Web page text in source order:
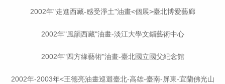
2002年"走進西藏-感受淨土"油畫<個展>臺北博愛藝廊
2002年"風韻西藏"油畫-淡江大學文錙藝術中心
2002年"四方緣藝術"油畫-臺北國立國父紀念館
2002年-2003年<王德亮油畫巡迴臺北-高雄-臺南-屏東-宜蘭佛光山